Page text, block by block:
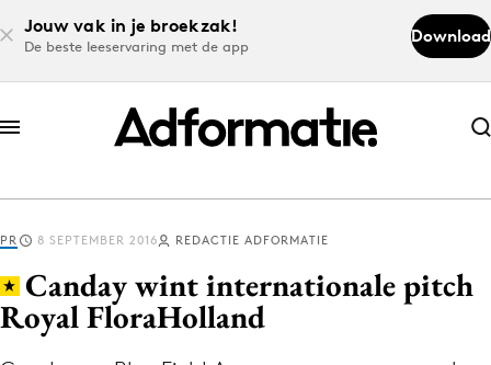
Jouw vak in je broekzak!
De beste leeservaring met de app
Download
Abonneer nu
Abonneer nu
Log in
PR 8 SEPTEMBER 2016 REDACTIE ADFORMATIE
Canday wint internationale pitch
Royal FloraHolland